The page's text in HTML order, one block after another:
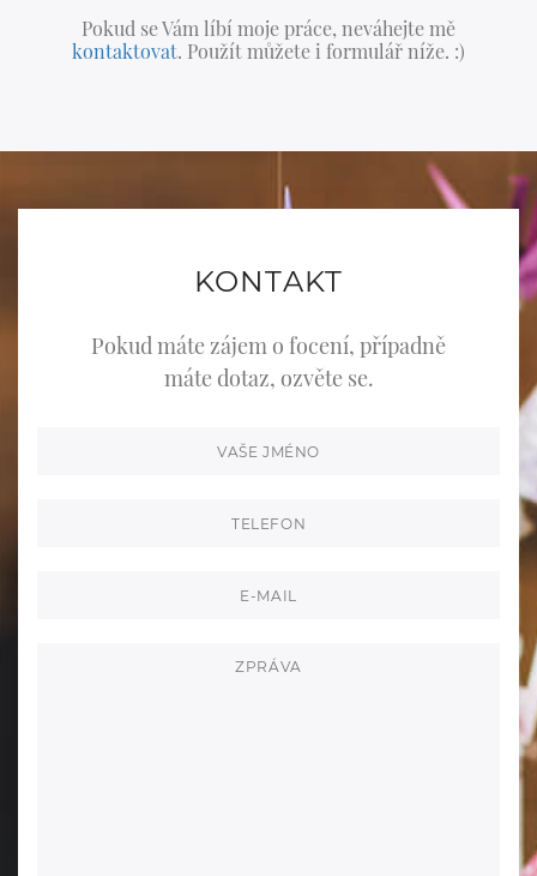
Pokud se Vám líbí moje práce, neváhejte mě
kontaktovat. Použít můžete i formulář níže. :)
KONTAKT
Pokud máte zájem o focení, případně
máte dotaz, ozvěte se.